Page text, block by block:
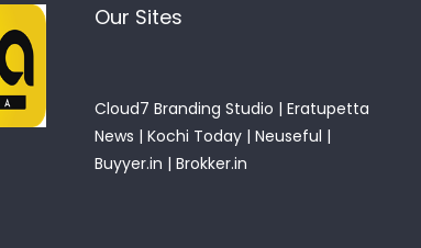
Our Sites
Cloud7 Branding Studio | Eratupetta
News | Kochi Today | Neuseful |
Buyyer.in | Brokker.in